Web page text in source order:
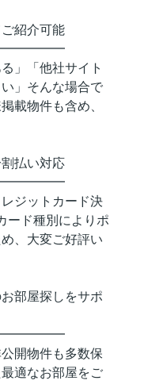
紹介可能
」「他社サイト
」そんな場合で
載物件も含め、
払い対応
ジットカード決
ード種別によりポ
、大変ご好評い
部屋探しをサポ
開物件も多数保
適なお部屋をご